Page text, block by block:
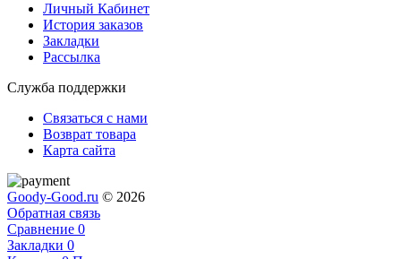
Личный Кабинет
История заказов
Закладки
Рассылка
Служба поддержки
Связаться с нами
Возврат товара
Карта сайта
Goody-Good.ru © 2026
Обратная связь
Сравнение 0
Закладки 0